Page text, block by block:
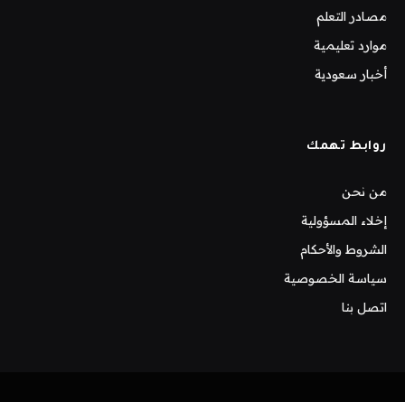
مصادر التعلم
موارد تعليمية
أخبار سعودية
روابط تهمك
من نحن
إخلاء المسؤولية
الشروط والأحكام
سياسة الخصوصية
اتصل بنا